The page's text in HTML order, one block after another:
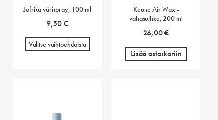
Jofrika värispray, 100 ml
9,50€
Valitse vaihtoehdoista
Keune Air Wax -
vahasuihke, 200 ml
26,00€
Lisää ostoskoriin